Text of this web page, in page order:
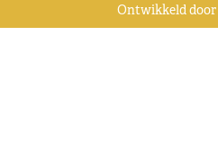
Ontwikkeld door